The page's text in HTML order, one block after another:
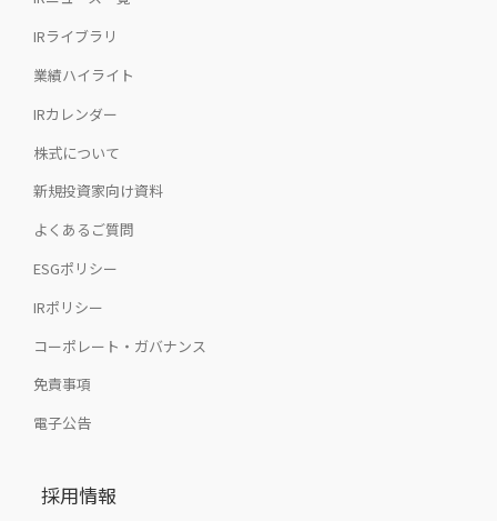
IRライブラリ
業績ハイライト
IRカレンダー
株式について
新規投資家向け資料
よくあるご質問
ESGポリシー
IRポリシー
コーポレート・ガバナンス
免責事項
電子公告
採用情報